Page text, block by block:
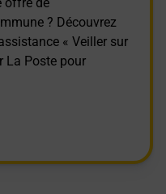
? Découvrez
« Veiller sur
La Poste pour